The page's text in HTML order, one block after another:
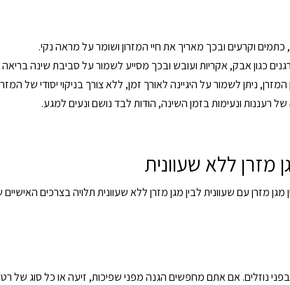
וקרעים ובכך מאריך את חיי המזרון ושומר על מראה נקי.
כגון אבק, אקריות ועובש ובכך מסייע לשמור על סביבת שינה בריאה
ניתן לשמור על היגיינה לאורך זמן, ללא צורך בניקוי יסודי של
רעננות ונעימות בזמן השינה, הודות לבד נושם ונעים למגע.
מזרן ללא שעוונית
מזרן עם שעוונית לבין מגן מזרן ללא שעוונית תלויה בצרכים
נוזלים. אם אתם מחפשים הגנה מפני שפיכות, זיעה או כל סוג של